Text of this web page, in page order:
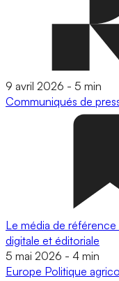
9 avril 2026 - 5 min
Communiqués de
Le média de
digitale et éditoriale
5 mai 2026 - 4 min
Europe Politique